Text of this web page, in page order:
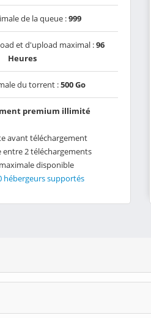
de la queue :999
et d'upload maximal :96
Heures
du torrent :500 Go
premium illimité
avant téléchargement
entre 2 téléchargements
disponible
hébergeurs supportés